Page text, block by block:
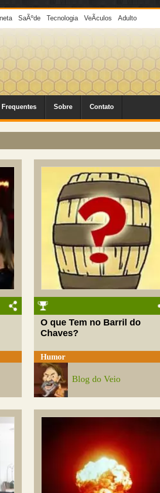
SaÃºde Tecnologia VeÃ­culos Adulto
Sobre Contato
O que Tem no Barril do
Chaves?
Humor
Blog do Veio